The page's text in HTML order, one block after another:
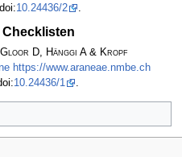
10.24436/2 .
D, Hänggi A & Kropf
https://www.araneae.nmbe.ch
10.24436/1 .